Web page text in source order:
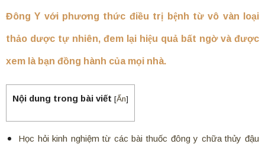
Đông Y với phương thức điều trị bệnh từ vô vàn loại
thảo dược tự nhiên, đem lại hiệu quả bất ngờ và được
xem là bạn đồng hành của mọi nhà.
Nội dung trong bài viết [Ẩn]
Học hỏi kinh nghiệm từ các bài thuốc đông y chữa thủy đậu